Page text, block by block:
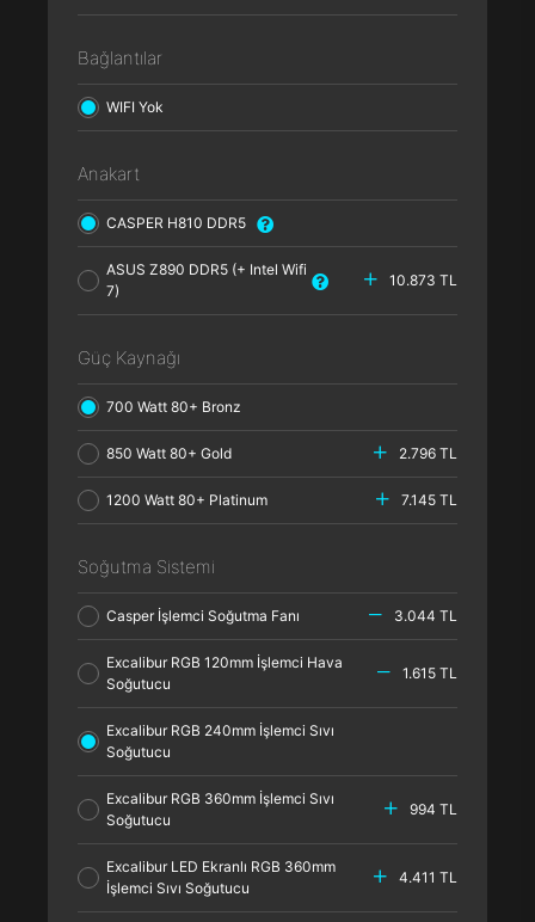
Bağlantılar
WIFI Yok
Anakart
CASPER H810 DDR5
ASUS Z890 DDR5 (+ Intel Wifi
7)
10.873 TL
Güç Kaynağı
700 Watt 80+ Bronz
850 Watt 80+ Gold 2.796 TL
1200 Watt 80+ Platinum 7.145 TL
Soğutma Sistemi
Casper İşlemci Soğutma Fanı 3.044 TL
Excalibur RGB 120mm İşlemci Hava
Soğutucu
1.615 TL
Excalibur RGB 240mm İşlemci Sıvı
Soğutucu
Excalibur RGB 360mm İşlemci Sıvı
Soğutucu
994 TL
Excalibur LED Ekranlı RGB 360mm
İşlemci Sıvı Soğutucu
4.411 TL